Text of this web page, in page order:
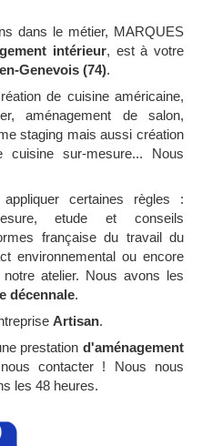
dans le métier, MARQUES
intérieur, est à votre
Genevois (74).
de cuisine américaine,
aménagement de salon,
staging mais aussi création
sur-mesure... Nous
certaines règles :
etude et conseils
française du travail du
environnemental ou encore
atelier. Nous avons les
décennale.
Artisan.
prestation d'aménagement
contacter ! Nous nous
les 48 heures.